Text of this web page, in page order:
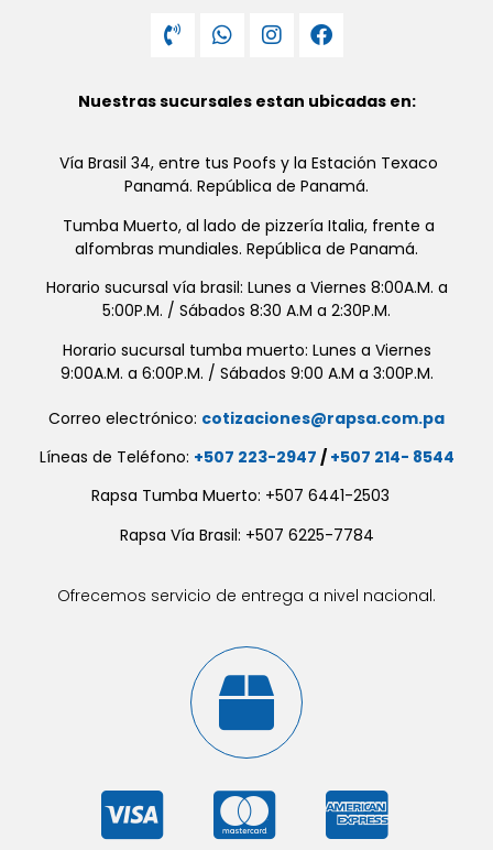
Nuestras sucursales estan ubicadas en:
Vía Brasil 34, entre tus Poofs y la Estación Texaco
Panamá. República de Panamá.
Tumba Muerto, al lado de pizzería Italia, frente a
alfombras mundiales. República de Panamá.
Horario sucursal vía brasil: Lunes a Viernes 8:00A.M. a
5:00P.M. / Sábados 8:30 A.M a 2:30P.M.
Horario sucursal tumba muerto: Lunes a Viernes
9:00A.M. a 6:00P.M. / Sábados 9:00 A.M a 3:00P.M.
Correo electrónico: cotizaciones@rapsa.com.pa
Líneas de Teléfono: +507 223-2947 / +507 214- 8544
Rapsa Tumba Muerto: +507 6441-2503
Rapsa Vía Brasil: +507 6225-7784
Ofrecemos servicio de entrega a nivel nacional.